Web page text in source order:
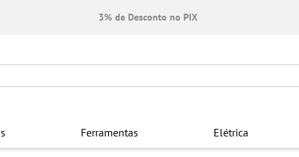
3% de Desconto no PIX
Ferramentas Elétrica